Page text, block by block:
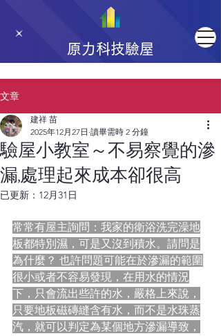
原力科技驗屋
文章
驗屋小教室～不易察覺的滲
漏,處理起來成本卻很高
建祥 苗
2025年12月27日 讀畢需時 2 分鐘
已更新： 12月31日
常常有屋主詢問：我家的衛浴洗完澡地
板都特別濕，可是又沒到積水。請問是
為什麼？ 也許問題可能在於滲漏的範圍
很小或者不容易發現，在用水的情況
下，只會流出些許的水，嚴格上來說，
只要地板磁磚縫含有水，而不是水珠蒸
汽，就可以判定為某個地方滲漏導致，